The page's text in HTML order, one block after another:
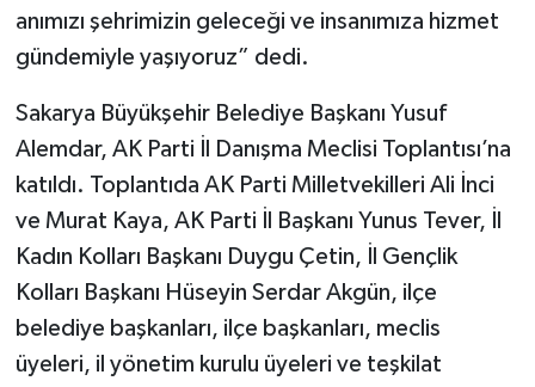
anımızı şehrimizin geleceği ve insanımıza hizmet
gündemiyle yaşıyoruz” dedi.
Sakarya Büyükşehir Belediye Başkanı Yusuf
Alemdar, AK Parti İl Danışma Meclisi Toplantısı’na
katıldı. Toplantıda AK Parti Milletvekilleri Ali İnci
ve Murat Kaya, AK Parti İl Başkanı Yunus Tever, İl
Kadın Kolları Başkanı Duygu Çetin, İl Gençlik
Kolları Başkanı Hüseyin Serdar Akgün, ilçe
belediye başkanları, ilçe başkanları, meclis
üyeleri, il yönetim kurulu üyeleri ve teşkilat